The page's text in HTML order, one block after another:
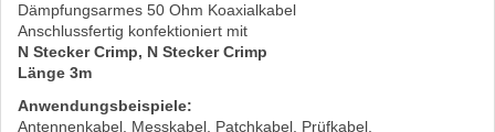
Dämpfungsarmes 50 Ohm Koaxialkabel
Anschlussfertig konfektioniert mit
N Stecker Crimp, N Stecker Crimp
Länge 3m
Anwendungsbeispiele:
Antennenkabel, Messkabel, Patchkabel, Prüfkabel,